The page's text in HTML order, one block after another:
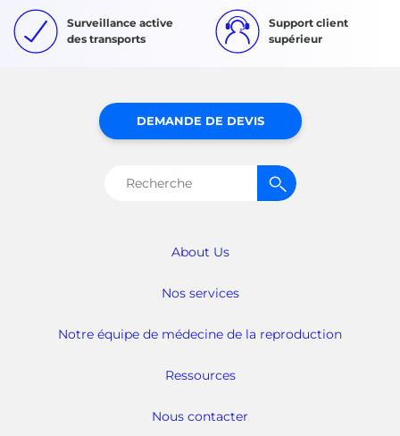
Surveillance active
des transports
Support client
supérieur
About Us
Nos services
Notre équipe de médecine de la reproduction
Ressources
Nous contacter
DEMANDE DE DEVIS
Rechercher :